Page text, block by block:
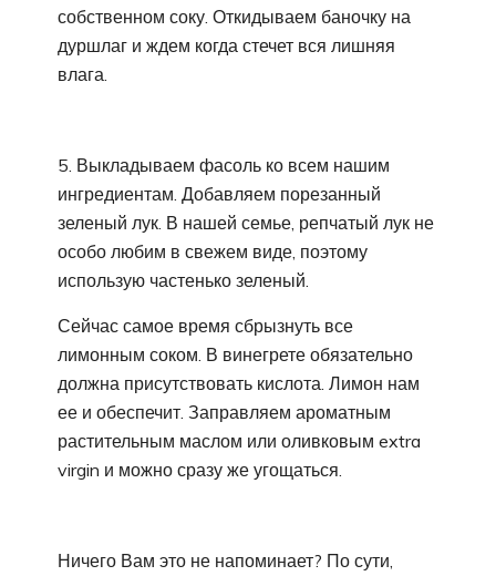
собственном соку. Откидываем баночку на
дуршлаг и ждем когда стечет вся лишняя
влага.
5. Выкладываем фасоль ко всем нашим
ингредиентам. Добавляем порезанный
зеленый лук. В нашей семье, репчатый лук не
особо любим в свежем виде, поэтому
использую частенько зеленый.
Сейчас самое время сбрызнуть все
лимонным соком. В винегрете обязательно
должна присутствовать кислота. Лимон нам
ее и обеспечит. Заправляем ароматным
растительным маслом или оливковым extra
virgin и можно сразу же угощаться.
Ничего Вам это не напоминает? По сути,